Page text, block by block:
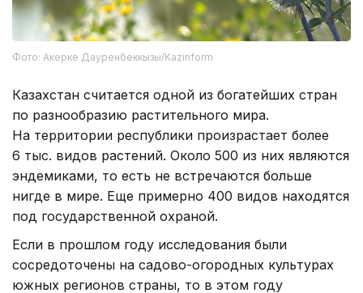
Фото: Акерке Дауренбеккызы/Kazinform
Казахстан считается одной из богатейших стран
по разнообразию растительного мира.
На территории республики произрастает более
6 тыс. видов растений. Около 500 из них являются
эндемиками, то есть не встречаются больше
нигде в мире. Еще примерно 400 видов находятся
под государственной охраной.
Если в прошлом году исследования были
сосредоточены на садово-огородных культурах
южных регионов страны, то в этом году